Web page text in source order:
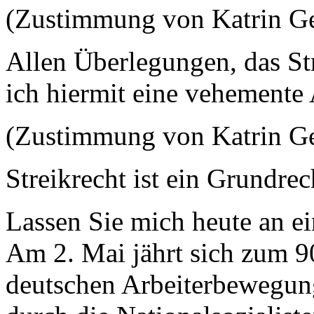
(Zustimmung von Katrin
Allen Überlegungen, das
ich hiermit eine vehemente
(Zustimmung von Katrin
Streikrecht ist ein
Lassen Sie mich heute an
Am 2. Mai jährt sich zum
deutschen